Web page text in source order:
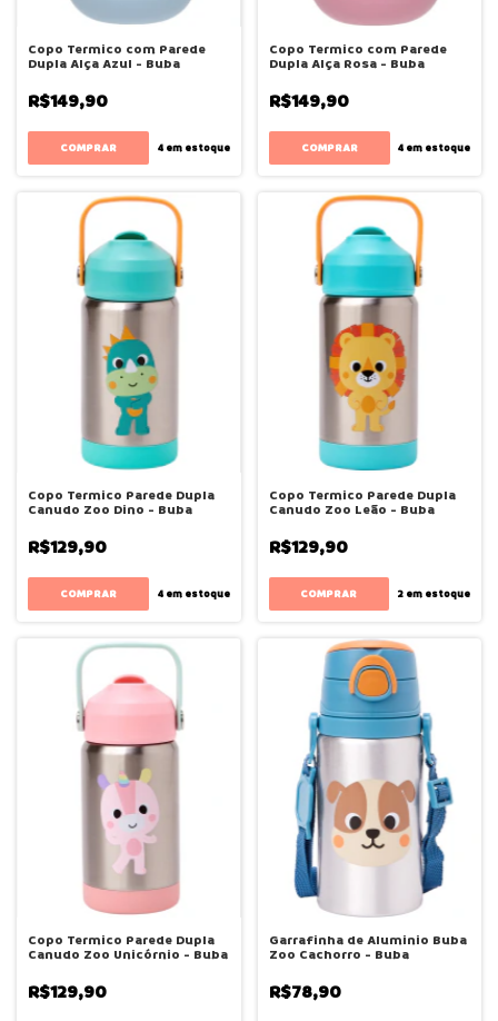
Copo Termico com Parede
Dupla Alça Azul - Buba
R$149,90
4em estoque
Copo Termico com Parede
Dupla Alça Rosa - Buba
R$149,90
4 em estoque
Copo Termico Parede Dupla
Canudo Zoo Dino - Buba
R$129,90
4em estoque
Copo Termico Parede Dupla
Canudo Zoo Leão - Buba
R$129,90
2 em estoque
Copo Termico Parede Dupla
Canudo Zoo Unicórnio - Buba
R$129,90
Garrafinha de Aluminio Buba
Zoo Cachorro - Buba
R$78,90